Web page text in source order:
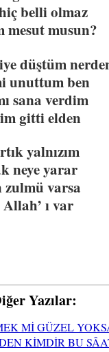
belli olmaz
mesut musun?
düştüm
unuttum ben
sana verdim
gitti elden
yalnızım
neye yarar
varsa
ı var
Yazılar:
Mİ GÜZEL
KİMDİR BU